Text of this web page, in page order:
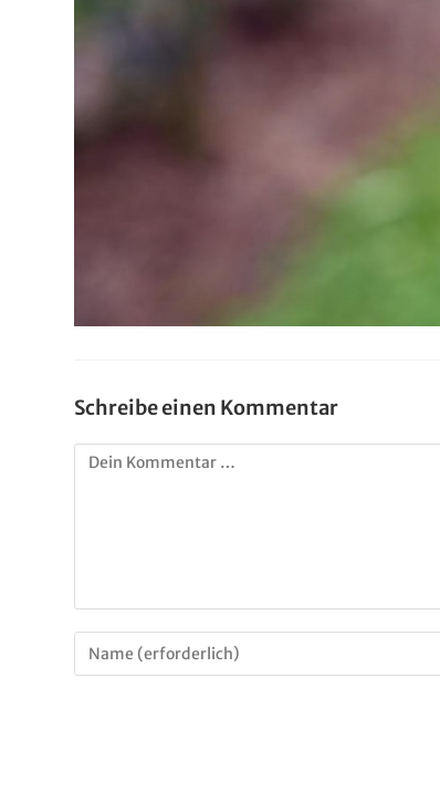
Schreibe einen Kommentar